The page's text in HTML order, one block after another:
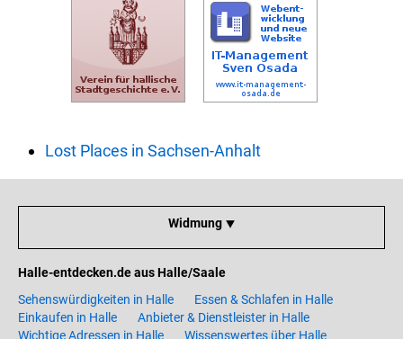
Lost Places in Sachsen-Anhalt
Widmung ⯆
Halle-entdecken.de aus Halle/Saale
Sehenswürdigkeiten in Halle
Essen & Schlafen in Halle
Einkaufen in Halle
Anbieter & Dienstleister in Halle
Wichtige Adressen in Halle
Wissenswertes über Halle